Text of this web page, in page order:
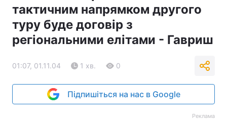
тактичним напрямком другого
туру буде договір з
регіональними елітами - Гавриш
01:07, 01.11.04 1 хв. 0
Підпишіться на нас в Google
Реклама